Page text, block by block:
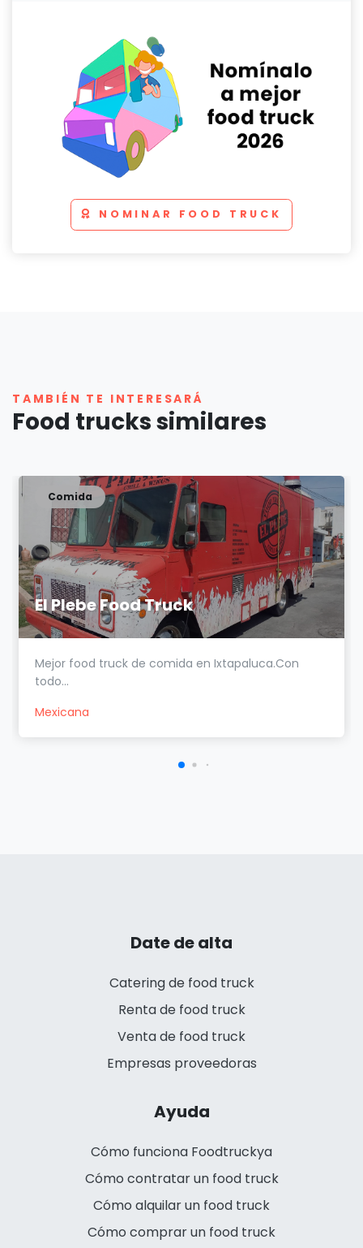
NOMINAR FOOD TRUCK
TAMBIÉN TE INTERESARÁ
Food trucks similares
El Plebe Food Truck
Comida
Mejor food truck de comida en Ixtapaluca.Con
todo...
Mexicana
Date de alta
Catering de food truck
Renta de food truck
Venta de food truck
Empresas proveedoras
Ayuda
Cómo funciona Foodtruckya
Cómo contratar un food truck
Cómo alquilar un food truck
Cómo comprar un food truck